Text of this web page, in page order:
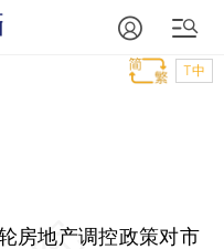
T中
地产调控政策对市